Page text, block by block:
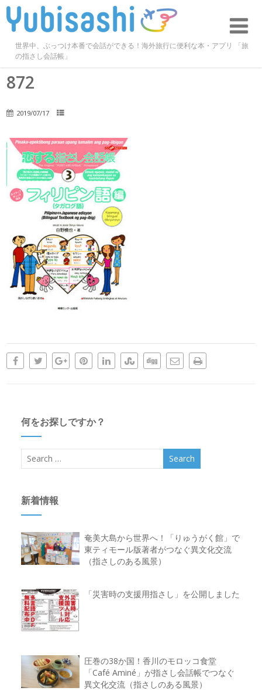
世界中、ぶっつけ本番で会話ができる！海外旅行に便利な本・アプリ 「旅
の指さし会話帳」
872
2019/07/17
何をお探しですか？
新着情報
奄美大島から世界へ！「りゅうがく館」で
東ティモール版著者がつなぐ異文化交流
（指さしのある風景）
「災害時の支援用指さし」を公開しました
圧巻の38か国！香川のモロッコ食堂
「Café Aminé」が指さし会話帳でつなぐ
異文化交流（指さしのある風景）